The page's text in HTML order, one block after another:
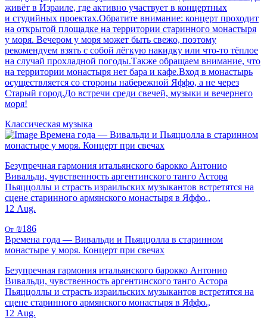
живёт в Израиле, где активно участвует в концертных
и студийных проектах.Обратите внимание: концерт проходит
на открытой площадке на территории старинного монастыря
у моря. Вечером у моря может быть свежо, поэтому
рекомендуем взять с собой лёгкую накидку или что-то тёплое
на случай прохладной погоды.Также обращаем внимание, что
на территории монастыря нет бара и кафе.Вход в монастырь
осуществляется со стороны набережной Яффо, а не через
Старый город.До встречи среди свечей, музыки и вечернего
моря!
Классическая музыка
Времена года — Вивальди и Пьяццолла в старинном
монастыре у моря. Концерт при свечах
Безупречная гармония итальянского барокко Антонио
Вивальди, чувственность аргентинского танго Астора
Пьяццоллы и страсть израильских музыкантов встретятся на
сцене старинного армянского монастыря в Яффо.,
12 Aug.
От ₪186
Времена года — Вивальди и Пьяццолла в старинном
монастыре у моря. Концерт при свечах
Безупречная гармония итальянского барокко Антонио
Вивальди, чувственность аргентинского танго Астора
Пьяццоллы и страсть израильских музыкантов встретятся на
сцене старинного армянского монастыря в Яффо.,
12 Aug.